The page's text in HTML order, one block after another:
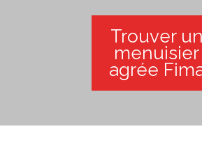
Trouver un
menuisier
agrée